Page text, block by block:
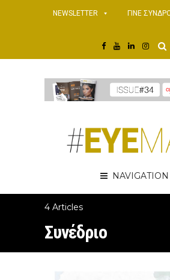
NEWSLETTER ΓΙΝΕ
NAVIGATION
4 Articles
Συνέδριο